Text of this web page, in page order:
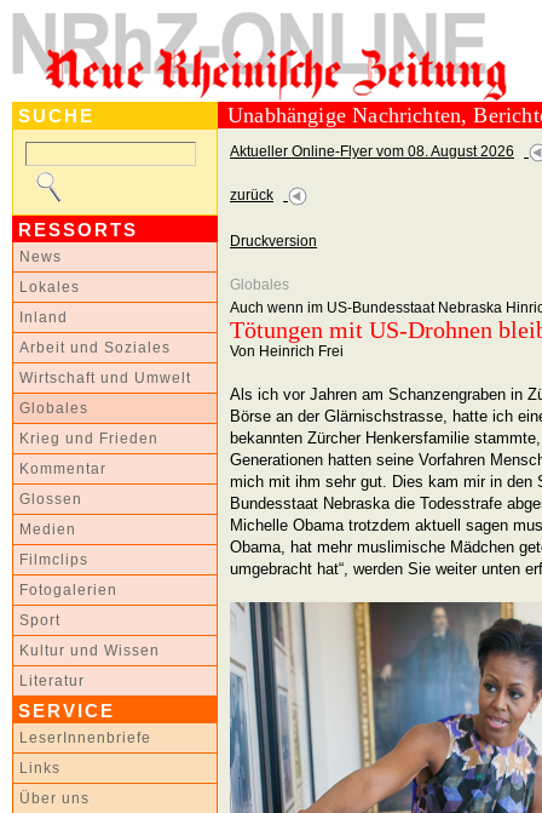
SUCHE
RESSORTS
News
Lokales
Inland
Arbeit und Soziales
Wirtschaft und Umwelt
Globales
Krieg und Frieden
Kommentar
Glossen
Medien
Filmclips
Fotogalerien
Sport
Kultur und Wissen
Literatur
SERVICE
LeserInnenbriefe
Links
Über uns
Unabhängige Nachrichten,
Aktueller Online-Flyer vom 08. August 2026
zurück
Druckversion
Globales
Auch wenn im US-Bundesstaat Nebraska
Tötungen mit US-Drohnen
Von Heinrich Frei
Als ich vor Jahren am Schanzengraben in
Börse an der Glärnischstrasse, hatte ich
bekannten Zürcher Henkersfamilie
Generationen hatten seine Vorfahren
mich mit ihm sehr gut. Dies kam mir in den
Bundesstaat Nebraska die Todesstrafe
Michelle Obama trotzdem aktuell sagen
Obama, hat mehr muslimische Mädchen
umgebracht hat“, werden Sie weiter unten